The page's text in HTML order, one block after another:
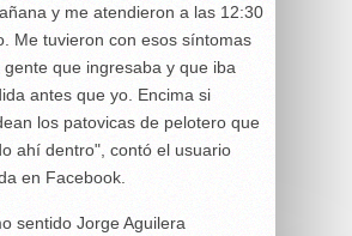
y me atendieron a las 12:30
Me tuvieron con esos síntomas
que ingresaba y que iba
antes que yo. Encima si
los patovicas de pelotero que
ahí dentro", contó el usuario
en Facebook.
sentido Jorge Aguilera